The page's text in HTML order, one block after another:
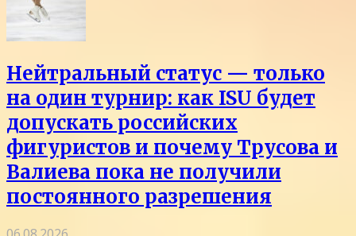
Нейтральный статус — только
на один турнир: как ISU будет
допускать российских
фигуристов и почему Трусова и
Валиева пока не получили
постоянного разрешения